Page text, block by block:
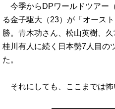
今季からDPワールドツアー
る金子駆大（23）が「オース
勝。青木功さん、松山英樹、
桂川有人に続く日本勢7人目の
た。
それにしても、ここまでは